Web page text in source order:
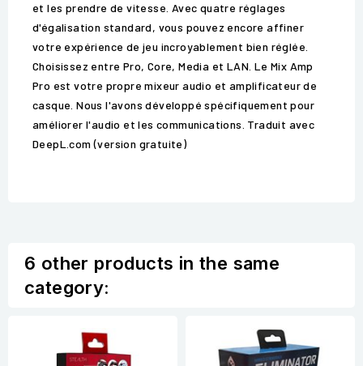
et les prendre de vitesse. Avec quatre réglages
d'égalisation standard, vous pouvez encore affiner
votre expérience de jeu incroyablement bien réglée.
Choisissez entre Pro, Core, Media et LAN. Le Mix Amp
Pro est votre propre mixeur audio et amplificateur de
casque. Nous l'avons développé spécifiquement pour
améliorer l'audio et les communications. Traduit avec
DeepL.com (version gratuite)
6 other products in the same
category: